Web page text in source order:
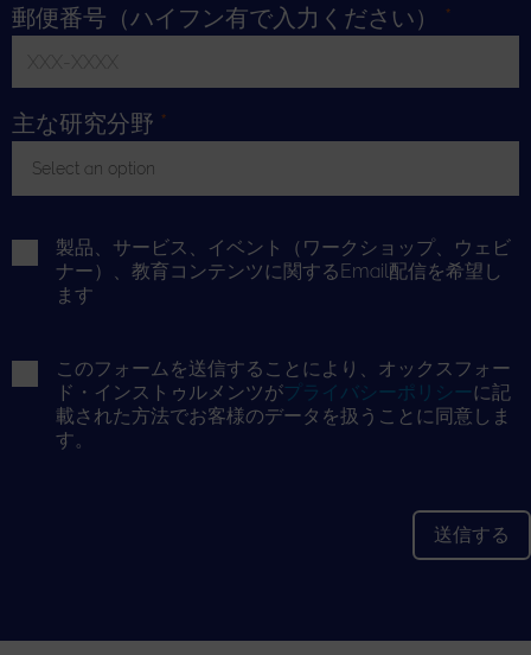
郵便番号（ハイフン有で入力ください） *
主な研究分野 *
Select an option
製品、サービス、イベント（ワークショップ、ウェビ
ナー）、教育コンテンツに関するEmail配信を希望し
ます
このフォームを送信することにより、オックスフォー
ド・インストゥルメンツがプライバシーポリシーに記
載された方法でお客様のデータを扱うことに同意しま
す。